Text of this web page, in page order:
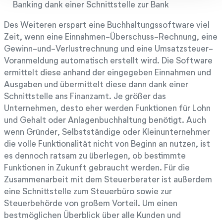
Banking dank einer Schnittstelle zur Bank
Des Weiteren erspart eine Buchhaltungssoftware viel
Zeit, wenn eine Einnahmen-Überschuss-Rechnung, eine
Gewinn-und-Verlustrechnung und eine Umsatzsteuer-
Voranmeldung automatisch erstellt wird. Die Software
ermittelt diese anhand der eingegeben Einnahmen und
Ausgaben und übermittelt diese dann dank einer
Schnittstelle ans Finanzamt. Je größer das
Unternehmen, desto eher werden Funktionen für Lohn
und Gehalt oder Anlagenbuchhaltung benötigt. Auch
wenn Gründer, Selbstständige oder Kleinunternehmer
die volle Funktionalität nicht von Beginn an nutzen, ist
es dennoch ratsam zu überlegen, ob bestimmte
Funktionen in Zukunft gebraucht werden. Für die
Zusammenarbeit mit dem Steuerberater ist außerdem
eine Schnittstelle zum Steuerbüro sowie zur
Steuerbehörde von großem Vorteil. Um einen
bestmöglichen Überblick über alle Kunden und